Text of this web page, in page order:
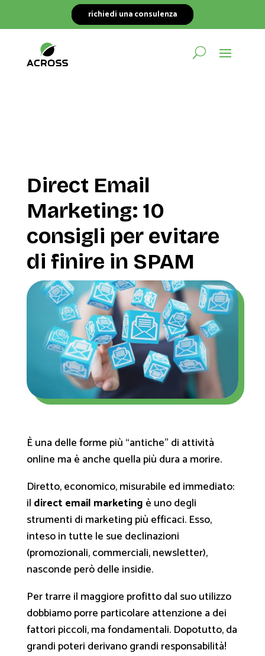
richiedi una consulenza
Direct Email
Marketing: 10
consigli per evitare
di finire in SPAM
È una delle forme più “antiche” di attività
online ma è anche quella più dura a morire.
Diretto, economico, misurabile ed immediato:
il direct email marketing è uno degli
strumenti di marketing più efficaci. Esso,
inteso in tutte le sue declinazioni
(promozionali, commerciali, newsletter),
nasconde però delle insidie.
Per trarre il maggiore profitto dal suo utilizzo
dobbiamo porre particolare attenzione a dei
fattori piccoli, ma fondamentali. Dopotutto, da
grandi poteri derivano grandi responsabilità!